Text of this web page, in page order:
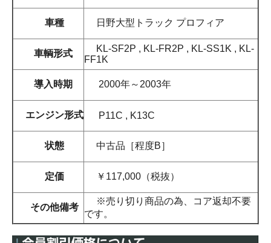
車種 日野大型トラック プロフィア
車輌形式
KL-SF2P , KL-FR2P , KL-SS1K , KL-
FF1K
導入時期 2000年～2003年
エンジン形式 P11C , K13C
状態 中古品［程度B］
定価 ￥117,000（税抜）
その他備考
※売り切り商品の為、コア返却不要
です。